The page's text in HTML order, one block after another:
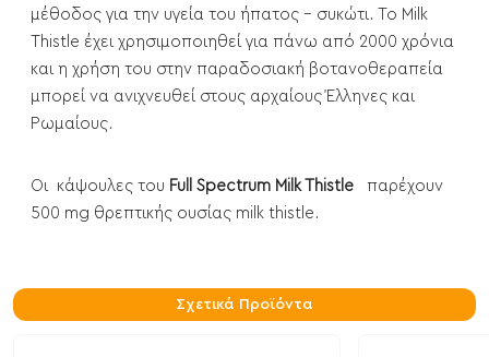
μέθοδος για την υγεία του ήπατος - συκώτι. Το Milk
Thistle έχει χρησιμοποιηθεί για πάνω από 2000 χρόνια
και η χρήση του στην παραδοσιακή βοτανοθεραπεία
μπορεί να ανιχνευθεί στους αρχαίους Έλληνες και
Ρωμαίους.
Οι κάψουλες του Full Spectrum Milk Thistle
παρέχουν
500 mg θρεπτικής ουσίας milk thistle.
Σχετικά Προϊόντα